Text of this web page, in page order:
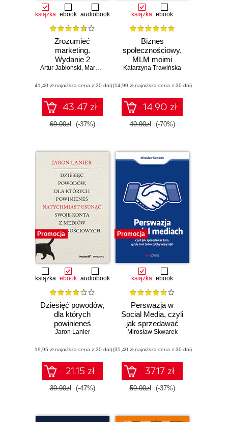
książka ebook audiobook
Zrozumieć
marketing.
Wydanie 2
Artur Jabłoński, Marek Piasek
(41,40 zł najniższa cena z 30 dni)
43.47 zł
69.00zł (-37%)
książka ebook
Biznes
społecznościowy.
MLM moimi
oczami (b2b)
Katarzyna Trawińska
(14,90 zł najniższa cena z 30 dni)
14.90 zł
49.90zł (-70%)
Promocja
książka ebook audiobook
Dziesięć powodów,
dla których
powinieneś
natychmiast
konta z mediów
społecznościowych
Jaron Lanier
(19,95 zł najniższa cena z 30 dni)
21.15 zł
39.90zł (-47%)
Promocja
książka ebook
Perswazja w
Social Media, czyli
jak sprzedawać
tam, gdzie inni
lajki
Mirosław Skwarek
(35,40 zł najniższa cena z 30 dni)
37.17 zł
59.00zł (-37%)